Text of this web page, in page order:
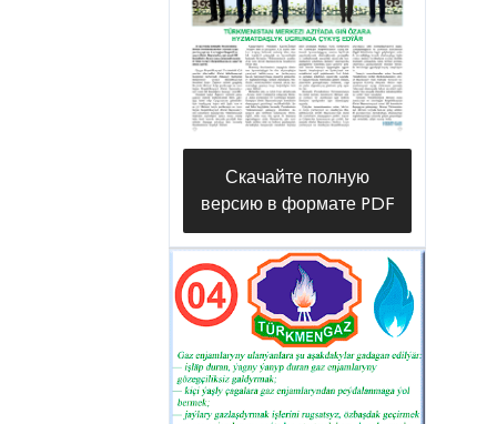
supplied to the houses of newly
erected households,” the head of the
capital construction department of
the Directorate Sunnet Kabulov says.
Скачайте полную
версию в формате PDF